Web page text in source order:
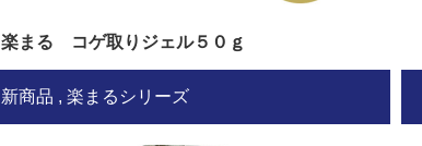
楽まる コゲ取りジェル５０ｇ
新商品 楽まるシリーズ